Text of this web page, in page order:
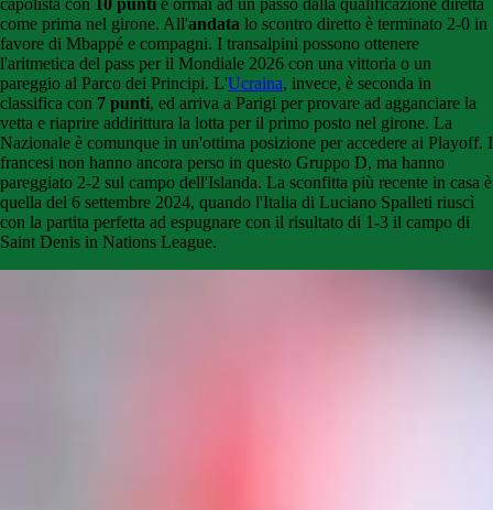
capolista con 10 punti e ormai ad un passo dalla qualificazione diretta
come prima nel girone. All'andata lo scontro diretto è terminato 2-0 in
favore di Mbappé e compagni. I transalpini possono ottenere
l'aritmetica del pass per il Mondiale 2026 con una vittoria o un
pareggio al Parco dei Principi. L'Ucraina, invece, è seconda in
classifica con 7 punti, ed arriva a Parigi per provare ad agganciare la
vetta e riaprire addirittura la lotta per il primo posto nel girone. La
Nazionale è comunque in un'ottima posizione per accedere ai Playoff. I
francesi non hanno ancora perso in questo Gruppo D, ma hanno
pareggiato 2-2 sul campo dell'Islanda. La sconfitta più recente in casa è
quella del 6 settembre 2024, quando l'Italia di Luciano Spalleti riuscì
con la partita perfetta ad espugnare con il risultato di 1-3 il campo di
Saint Denis in Nations League.